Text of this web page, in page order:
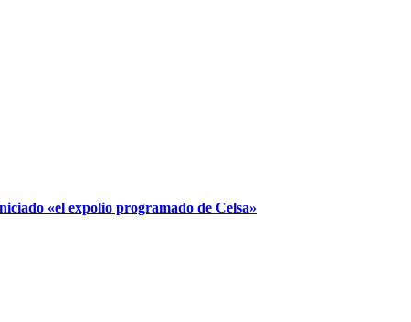
«el expolio programado de Celsa»